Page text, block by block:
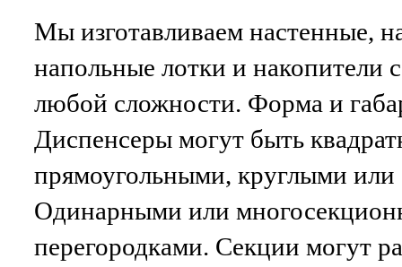
Мы изготавливаем настенные,
напольные лотки и накопители
любой сложности. Форма и
Диспенсеры могут быть
прямоугольными, круглыми
Одинарными или
перегородками. Секции могут